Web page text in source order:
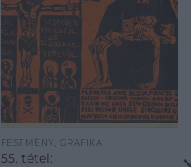
FESTMÉNY, GRAFIKA
55. tétel: